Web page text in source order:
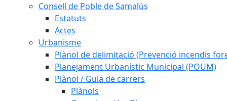
Consell de Poble de Samalús
Estatuts
Actes
Urbanisme
Plànol de delimitació (Prevenció incendis
Planejament Urbanístic Municipal (POUM)
Plànol / Guia de carrers
Plànols